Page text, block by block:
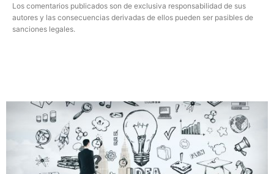
Los comentarios publicados son de exclusiva responsabilidad de sus
autores y las consecuencias derivadas de ellos pueden ser pasibles de
sanciones legales.